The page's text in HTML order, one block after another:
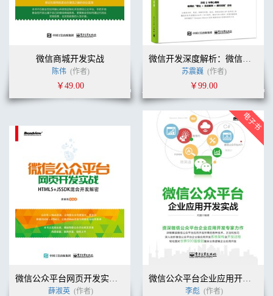
微信商城开发实战
陈伟 (作者)
￥49.00
微信开发深度解析：微信公众号、小程序高效开发秘籍
苏震巍 (作者)
￥99.00
微信公众平台网页开发实战——HTML5+JSSDK混合开发解密
薛淑英 (作者)
微信公众平台企业应用开发实战
李彪 (作者)